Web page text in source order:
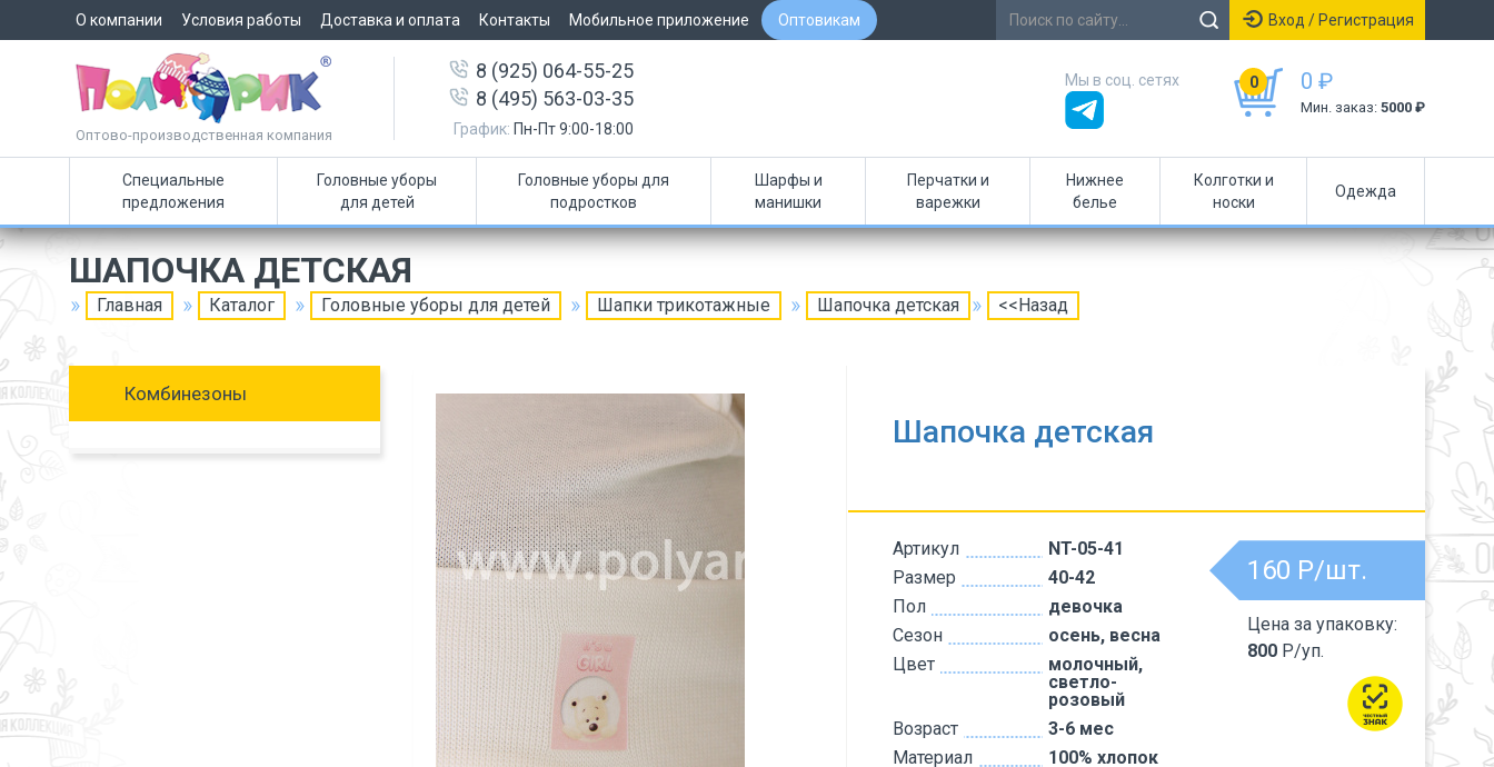
О компании Условия работы Доставка и оплата Контакты Мобильное приложение Оптовикам Вход / Регистрация
Оптово-производственная компания
8 (925) 064-55-25
8 (495) 563-03-35
График: Пн-Пт 9:00-18:00
0 0 ₽
Мин. заказ: 5000 ₽
Мы в соц. сетях
Специальные
предложения
Головные уборы
для детей
Головные уборы для
подростков
Шарфы и
манишки
Перчатки и
варежки
Нижнее
белье
Колготки и
носки
Одежда
ШАПОЧКА ДЕТСКАЯ
Главная Каталог Головные уборы для детей Шапки трикотажные Шапочка детская <<Назад
Комбинезоны
Шапочка детская
Артикул
NT-05-41
Размер
40-42
Пол
девочка
Сезон
осень, весна
Цвет
молочный,
светло-
розовый
Возраст
3-6 мес
Материал
100% хлопок
160 Р/шт.
Цена за упаковку:
800 Р/уп.